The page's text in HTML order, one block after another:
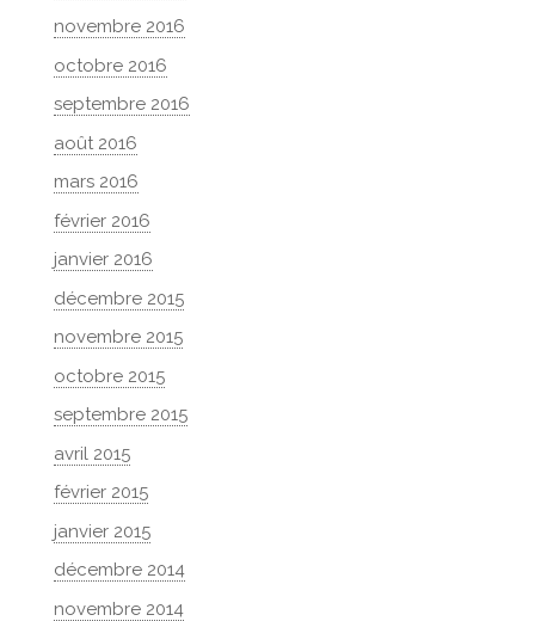
novembre 2016
octobre 2016
septembre 2016
août 2016
mars 2016
février 2016
janvier 2016
décembre 2015
novembre 2015
octobre 2015
septembre 2015
avril 2015
février 2015
janvier 2015
décembre 2014
novembre 2014